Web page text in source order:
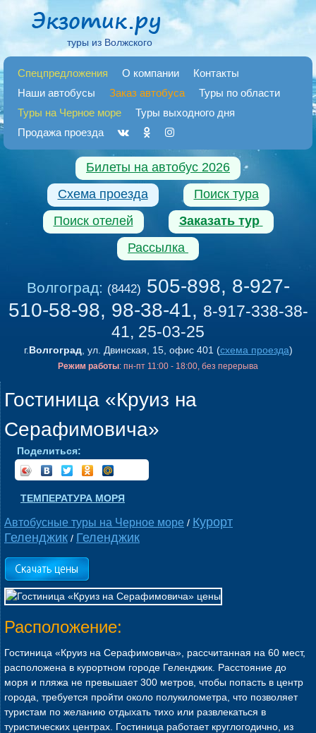
туры из Волжского
Спецпредложения О компании
Контакты
Наши автобусы
Заказ автобуса
Туры по области
Туры на Черное море
Туры выходного дня
Продажа проезда
Билеты на автобус 2026
Схема проезда
Поиск тура
Поиск отелей
Заказать тур
Рассылка
Волгоград: (8442) 505-898, 8-927-
510-58-98, 98-38-41, 8-917-338-38-
41, 25-03-25
г.Волгоград, ул. Двинская, 15, офис 401 (схема проезда)
Режим работы: пн-пт 11:00 - 18:00, без перерыва
Гостиница «Круиз на
Серафимовича»
Поделиться:
ТЕМПЕРАТУРА МОРЯ
Автобусные туры на Черное море / Курорт
Геленджик / Геленджик
Расположение:
Гостиница «Круиз на Серафимовича», рассчитанная на 60 мест,
расположена в курортном городе Геленджик. Расстояние до
моря и пляжа не превышает 300 метров, чтобы попасть в центр
города, требуется пройти около полукилометра, что позволяет
туристам по желанию отдыхать тихо или развлекаться в
туристических центрах. Гостиница работает круглогодично, из